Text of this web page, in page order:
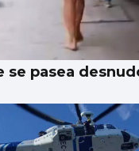
se pasea